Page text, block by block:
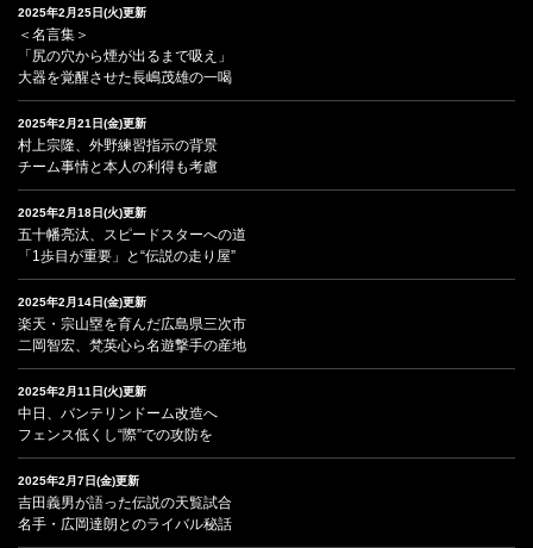
2025年2月25日(火)更新
＜名言集＞
「尻の穴から煙が出るまで吸え」
大器を覚醒させた長嶋茂雄の一喝
2025年2月21日(金)更新
村上宗隆、外野練習指示の背景
チーム事情と本人の利得も考慮
2025年2月18日(火)更新
五十幡亮汰、スピードスターへの道
「1歩目が重要」と“伝説の走り屋”
2025年2月14日(金)更新
楽天・宗山塁を育んだ広島県三次市
二岡智宏、梵英心ら名遊撃手の産地
2025年2月11日(火)更新
中日、バンテリンドーム改造へ
フェンス低くし“際”での攻防を
2025年2月7日(金)更新
吉田義男が語った伝説の天覧試合
名手・広岡達朗とのライバル秘話